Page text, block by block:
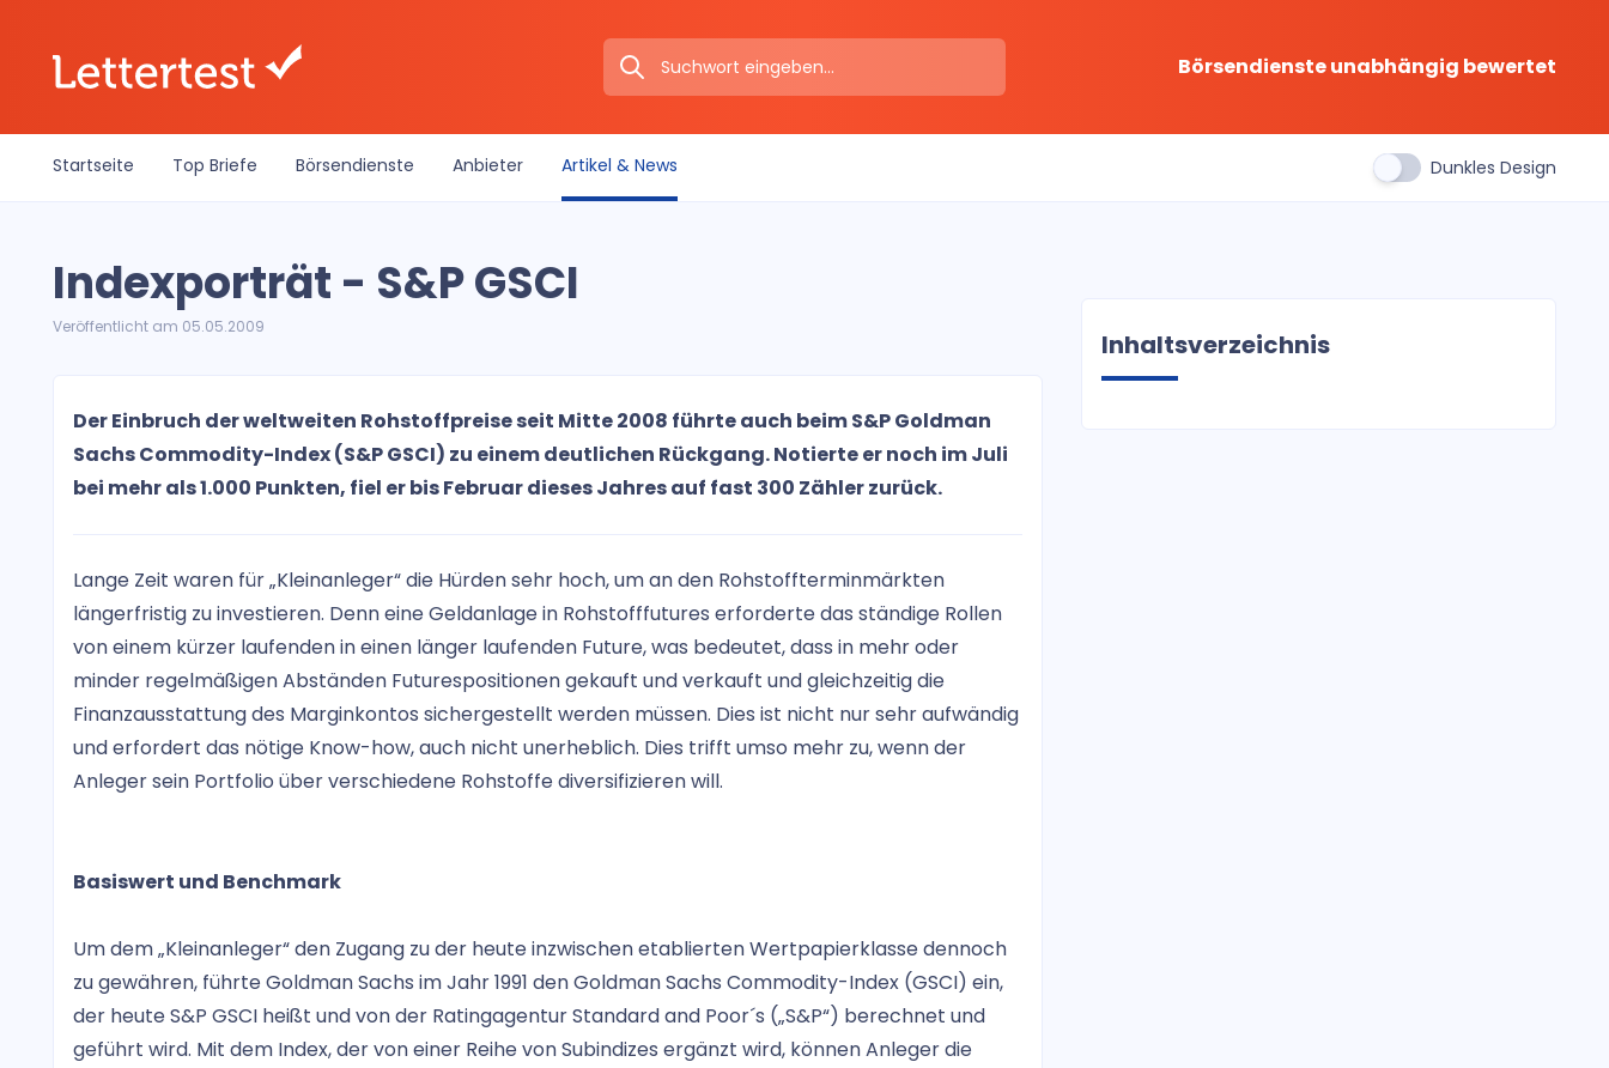
Börsendienste unabhängig bewertet
Startseite Top Briefe Börsendienste Anbieter Artikel & News Dunkles Design
Indexporträt - S&P GSCI
Veröffentlicht am 05.05.2009
Der Einbruch der weltweiten Rohstoffpreise seit Mitte 2008 führte auch beim S&P Goldman
Sachs Commodity-Index (S&P GSCI) zu einem deutlichen Rückgang. Notierte er noch im Juli
bei mehr als 1.000 Punkten, fiel er bis Februar dieses Jahres auf fast 300 Zähler zurück.
Lange Zeit waren für „Kleinanleger“ die Hürden sehr hoch, um an den Rohstoffterminmärkten
längerfristig zu investieren. Denn eine Geldanlage in Rohstofffutures erforderte das ständige Rollen
von einem kürzer laufenden in einen länger laufenden Future, was bedeutet, dass in mehr oder
minder regelmäßigen Abständen Futurespositionen gekauft und verkauft und gleichzeitig die
Finanzausstattung des Marginkontos sichergestellt werden müssen. Dies ist nicht nur sehr aufwändig
und erfordert das nötige Know-how, auch nicht unerheblich. Dies trifft umso mehr zu, wenn der
Anleger sein Portfolio über verschiedene Rohstoffe diversifizieren will.
Basiswert und Benchmark
Um dem „Kleinanleger“ den Zugang zu der heute inzwischen etablierten Wertpapierklasse dennoch
zu gewähren, führte Goldman Sachs im Jahr 1991 den Goldman Sachs Commodity-Index (GSCI) ein,
der heute S&P GSCI heißt und von der Ratingagentur Standard and Poor´s („S&P“) berechnet und
geführt wird. Mit dem Index, der von einer Reihe von Subindizes ergänzt wird, können Anleger die
Inhaltsverzeichnis